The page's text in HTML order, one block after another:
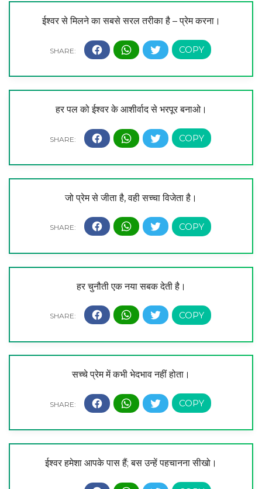
ईश्वर से मिलने का सबसे सरल तरीका है – प्रेम करना।
हर पल को ईश्वर के आशीर्वाद से भरपूर बनाओ।
जो प्रेम से जीता है, वही सच्चा विजेता है।
हर चुनौती एक नया सबक देती है।
सच्चे प्रेम में कभी भेदभाव नहीं होता।
ईश्वर हमेशा आपके पास हैं; बस उन्हें पहचानना सीखो।